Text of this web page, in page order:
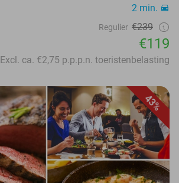
2 min.
Regulier €239
€119
Excl. ca. €2,75 p.p.p.n. toeristenbelasting
43%